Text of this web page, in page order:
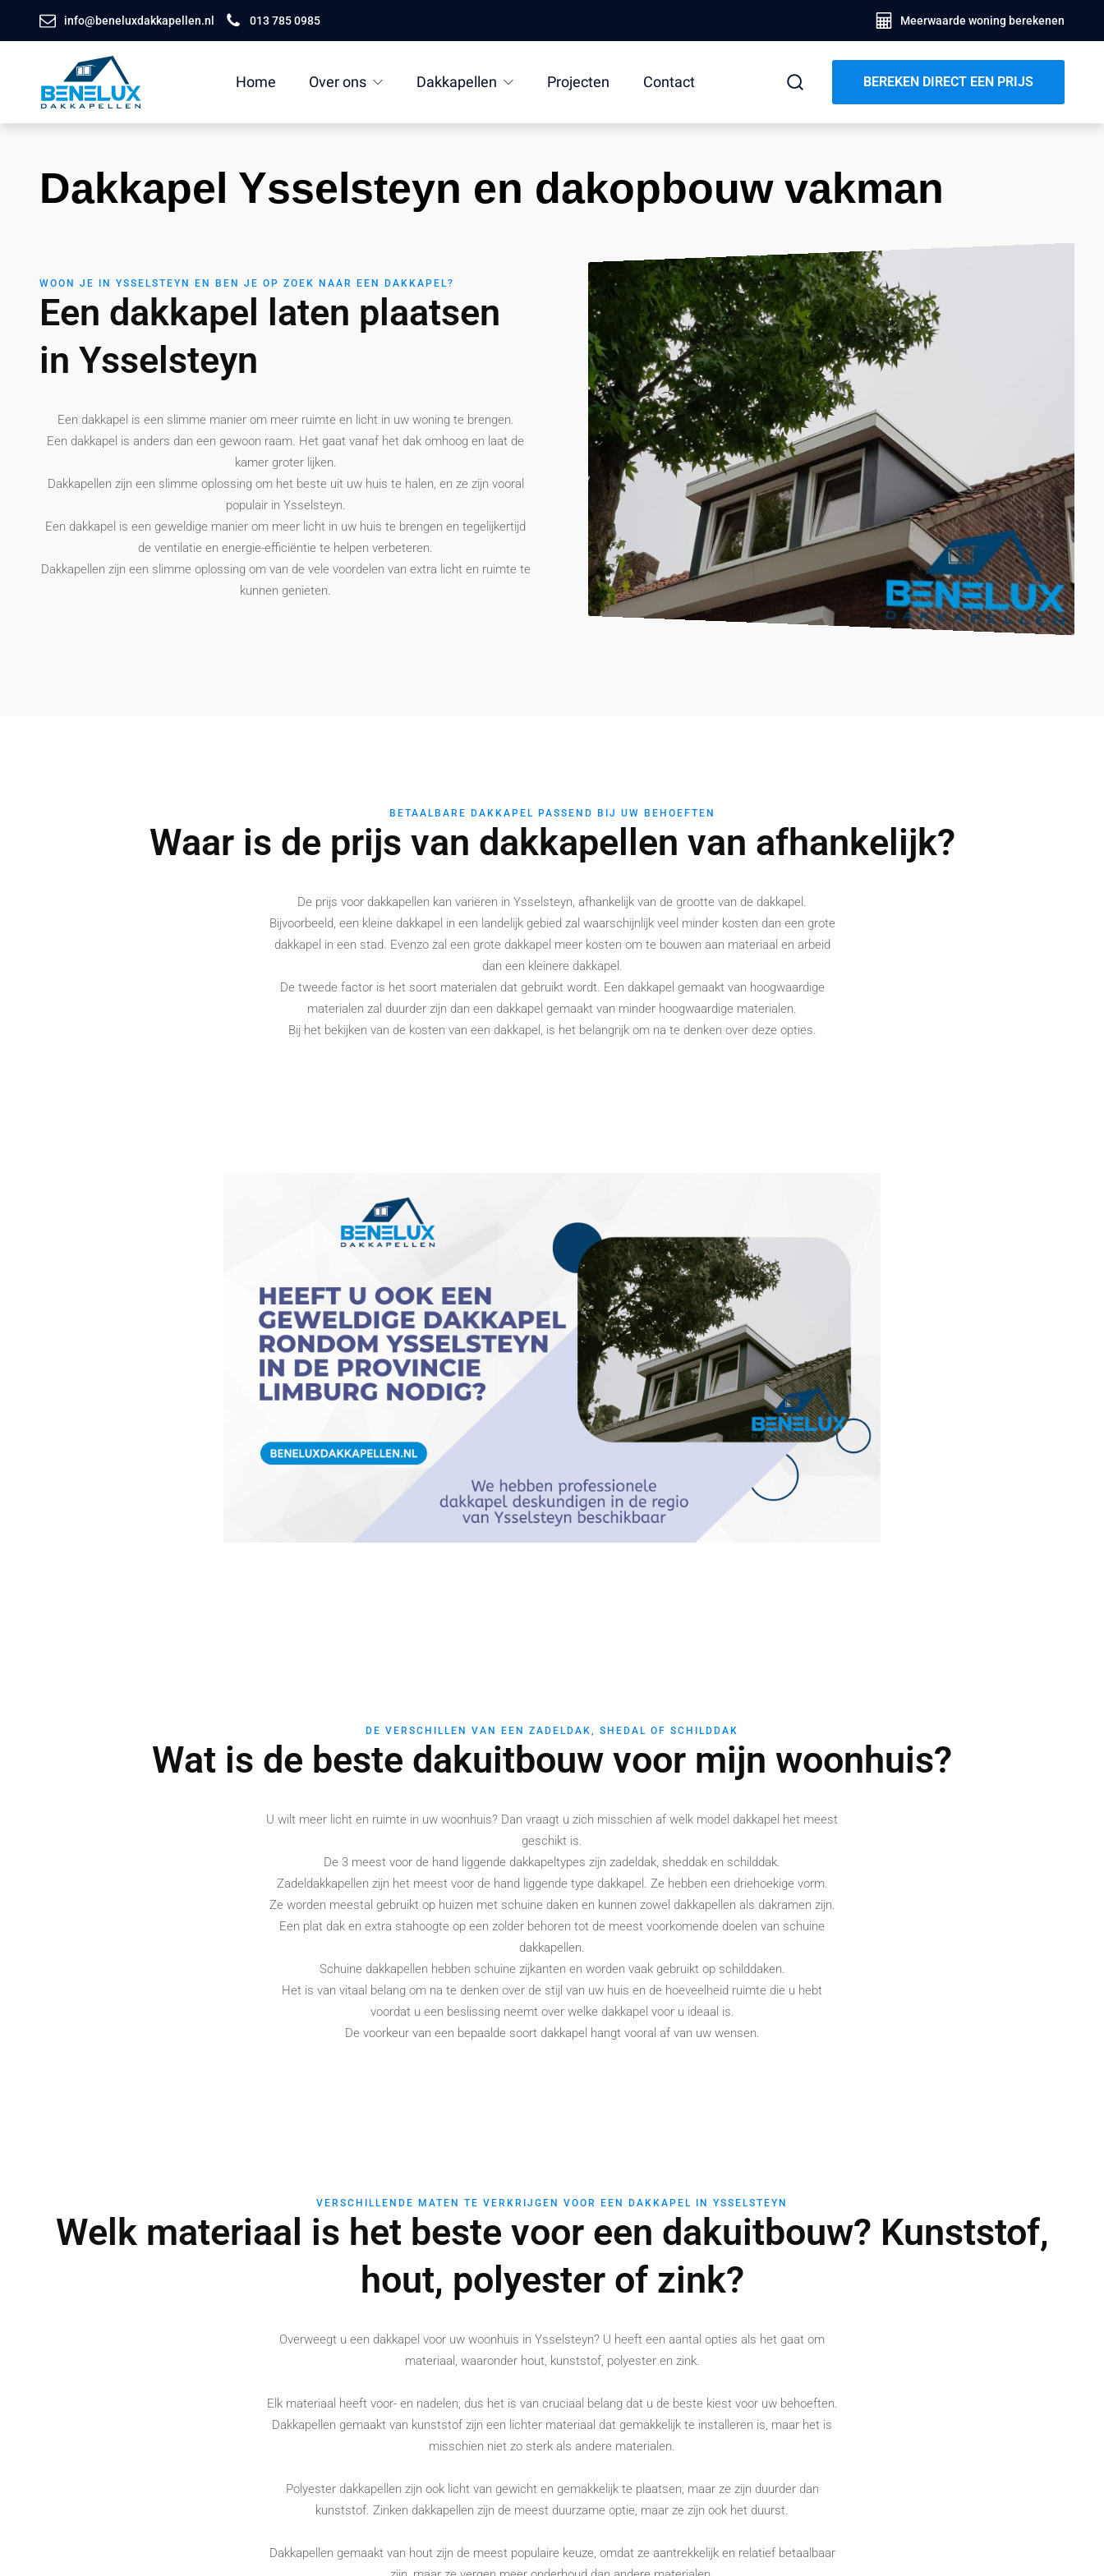
info@beneluxdakkapellen.nl 013 785 0985 Meerwaarde woning berekenen
Home Over ons Dakkapellen Projecten Contact BEREKEN DIRECT EEN PRIJS
Dakkapel Ysselsteyn en dakopbouw vakman
WOON JE IN YSSELSTEYN EN BEN JE OP ZOEK NAAR EEN DAKKAPEL?
Een dakkapel laten plaatsen
in Ysselsteyn
Een dakkapel is een slimme manier om meer ruimte en licht in uw woning te brengen.
Een dakkapel is anders dan een gewoon raam. Het gaat vanaf het dak omhoog en laat de
kamer groter lijken.
Dakkapellen zijn een slimme oplossing om het beste uit uw huis te halen, en ze zijn vooral
populair in Ysselsteyn.
Een dakkapel is een geweldige manier om meer licht in uw huis te brengen en tegelijkertijd
de ventilatie en energie-efficiëntie te helpen verbeteren.
Dakkapellen zijn een slimme oplossing om van de vele voordelen van extra licht en ruimte te
kunnen genieten.
BETAALBARE DAKKAPEL PASSEND BIJ UW BEHOEFTEN
Waar is de prijs van dakkapellen van afhankelijk?
De prijs voor dakkapellen kan variëren in Ysselsteyn, afhankelijk van de grootte van de dakkapel.
Bijvoorbeeld, een kleine dakkapel in een landelijk gebied zal waarschijnlijk veel minder kosten dan een grote
dakkapel in een stad. Evenzo zal een grote dakkapel meer kosten om te bouwen aan materiaal en arbeid
dan een kleinere dakkapel.
De tweede factor is het soort materialen dat gebruikt wordt. Een dakkapel gemaakt van hoogwaardige
materialen zal duurder zijn dan een dakkapel gemaakt van minder hoogwaardige materialen.
Bij het bekijken van de kosten van een dakkapel, is het belangrijk om na te denken over deze opties.
DE VERSCHILLEN VAN EEN ZADELDAK, SHEDAL OF SCHILDDAK
Wat is de beste dakuitbouw voor mijn woonhuis?
U wilt meer licht en ruimte in uw woonhuis? Dan vraagt u zich misschien af welk model dakkapel het meest
geschikt is.
De 3 meest voor de hand liggende dakkapeltypes zijn zadeldak, sheddak en schilddak.
Zadeldakkapellen zijn het meest voor de hand liggende type dakkapel. Ze hebben een driehoekige vorm.
Ze worden meestal gebruikt op huizen met schuine daken en kunnen zowel dakkapellen als dakramen zijn.
Een plat dak en extra stahoogte op een zolder behoren tot de meest voorkomende doelen van schuine
dakkapellen.
Schuine dakkapellen hebben schuine zijkanten en worden vaak gebruikt op schilddaken.
Het is van vitaal belang om na te denken over de stijl van uw huis en de hoeveelheid ruimte die u hebt
voordat u een beslissing neemt over welke dakkapel voor u ideaal is.
De voorkeur van een bepaalde soort dakkapel hangt vooral af van uw wensen.
VERSCHILLENDE MATEN TE VERKRIJGEN VOOR EEN DAKKAPEL IN YSSELSTEYN
Welk materiaal is het beste voor een dakuitbouw? Kunststof,
hout, polyester of zink?
Overweegt u een dakkapel voor uw woonhuis in Ysselsteyn? U heeft een aantal opties als het gaat om
materiaal, waaronder hout, kunststof, polyester en zink.
Elk materiaal heeft voor- en nadelen, dus het is van cruciaal belang dat u de beste kiest voor uw behoeften.
Dakkapellen gemaakt van kunststof zijn een lichter materiaal dat gemakkelijk te installeren is, maar het is
misschien niet zo sterk als andere materialen.
Polyester dakkapellen zijn ook licht van gewicht en gemakkelijk te plaatsen, maar ze zijn duurder dan
kunststof. Zinken dakkapellen zijn de meest duurzame optie, maar ze zijn ook het duurst.
Dakkapellen gemaakt van hout zijn de meest populaire keuze, omdat ze aantrekkelijk en relatief betaalbaar